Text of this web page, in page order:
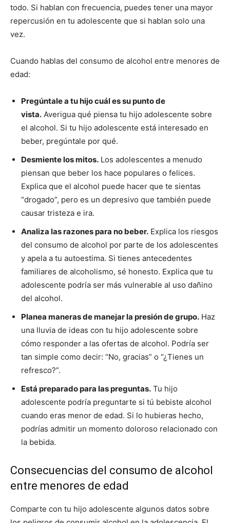
todo. Si hablan con frecuencia, puedes tener una mayor
repercusión en tu adolescente que si hablan solo una
vez.
Cuando hablas del consumo de alcohol entre menores de
edad:
Pregúntale a tu hijo cuál es su punto de
vista. Averigua qué piensa tu hijo adolescente sobre
el alcohol. Si tu hijo adolescente está interesado en
beber, pregúntale por qué.
Desmiente los mitos. Los adolescentes a menudo
piensan que beber los hace populares o felices.
Explica que el alcohol puede hacer que te sientas
“drogado”, pero es un depresivo que también puede
causar tristeza e ira.
Analiza las razones para no beber. Explica los riesgos
del consumo de alcohol por parte de los adolescentes
y apela a tu autoestima. Si tienes antecedentes
familiares de alcoholismo, sé honesto. Explica que tu
adolescente podría ser más vulnerable al uso dañino
del alcohol.
Planea maneras de manejar la presión de grupo. Haz
una lluvia de ideas con tu hijo adolescente sobre
cómo responder a las ofertas de alcohol. Podría ser
tan simple como decir: “No, gracias” o “¿Tienes un
refresco?”.
Está preparado para las preguntas. Tu hijo
adolescente podría preguntarte si tú bebiste alcohol
cuando eras menor de edad. Si lo hubieras hecho,
podrías admitir un momento doloroso relacionado con
la bebida.
Consecuencias del consumo de alcohol
entre menores de edad
Comparte con tu hijo adolescente algunos datos sobre